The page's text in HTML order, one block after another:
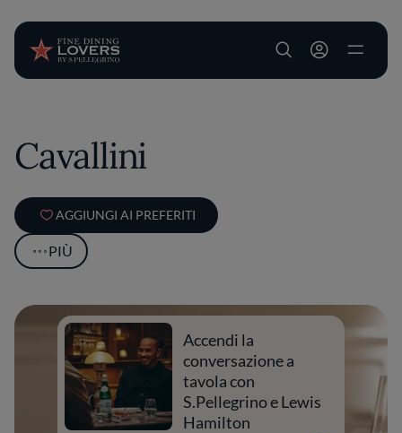
User account
Cavallini
AGGIUNGI AI PREFERITI
PIÙ
Accendi la
conversazione a
tavola con
S.Pellegrino e Lewis
Hamilton